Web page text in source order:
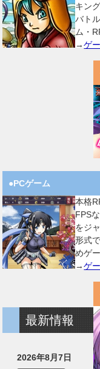
キン
バト
ム・
→ゲ
●PCゲーム
本格
FPS
をジ
形式
めゲ
→ゲ
最新情報
2026年8月7日